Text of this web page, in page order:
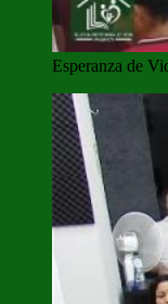
Esperanza de